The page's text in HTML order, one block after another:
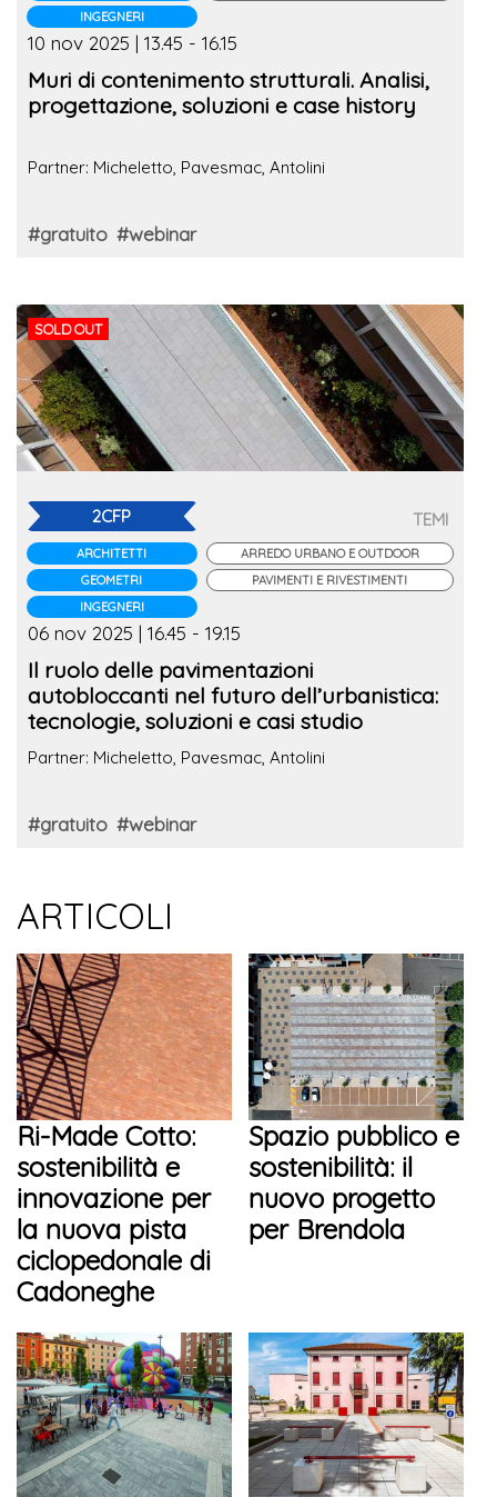
INGEGNERI
10 nov 2025 | 13.45 - 16.15
Muri di contenimento strutturali. Analisi,
progettazione, soluzioni e case history
Partner: Micheletto, Pavesmac, Antolini
#gratuito #webinar
SOLD OUT
2CFP
ARCHITETTI
GEOMETRI
INGEGNERI
TEMI
ARREDO URBANO E OUTDOOR
PAVIMENTI E RIVESTIMENTI
06 nov 2025 | 16.45 - 19.15
Il ruolo delle pavimentazioni
autobloccanti nel futuro dell’urbanistica:
tecnologie, soluzioni e casi studio
Partner: Micheletto, Pavesmac, Antolini
#gratuito #webinar
ARTICOLI
Ri-Made Cotto:
sostenibilità e
innovazione per
la nuova pista
ciclopedonale di
Cadoneghe
Spazio pubblico e
sostenibilità: il
nuovo progetto
per Brendola